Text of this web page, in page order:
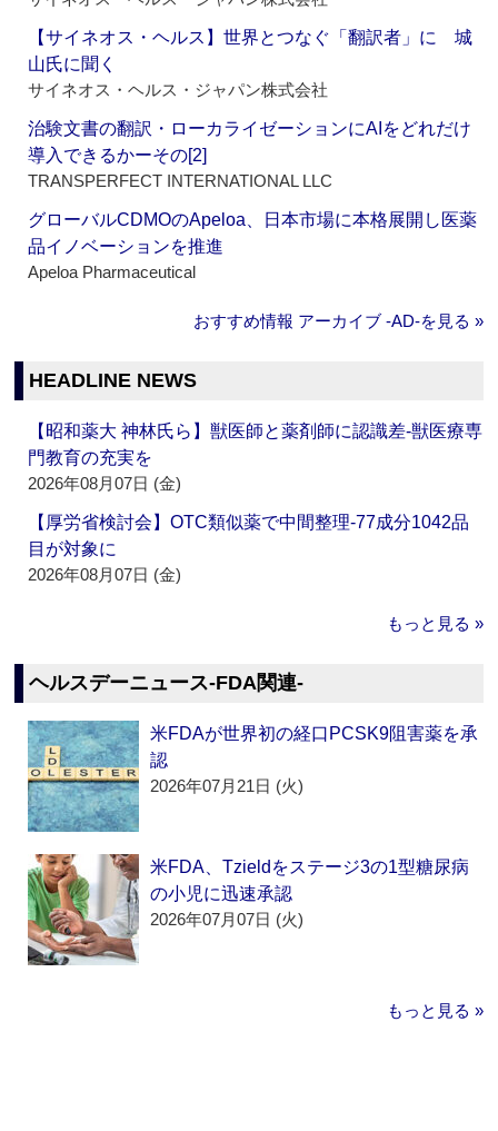
【サイネオス・ヘルス】世界とつなぐ「翻訳者」に 城
山氏に聞く
サイネオス・ヘルス・ジャパン株式会社
治験文書の翻訳・ローカライゼーションにAIをどれだけ
導入できるかーその[2]
TRANSPERFECT INTERNATIONAL LLC
グローバルCDMOのApeloa、日本市場に本格展開し医薬
品イノベーションを推進
Apeloa Pharmaceutical
おすすめ情報 アーカイブ ‐AD‐を見る »
HEADLINE NEWS
【昭和薬大 神林氏ら】獣医師と薬剤師に認識差‐獣医療専
門教育の充実を
2026年08月07日 (金)
【厚労省検討会】OTC類似薬で中間整理‐77成分1042品
目が対象に
2026年08月07日 (金)
もっと見る »
ヘルスデーニュース‐FDA関連‐
米FDAが世界初の経口PCSK9阻害薬を承
認
2026年07月21日 (火)
米FDA、Tzieldをステージ3の1型糖尿病
の小児に迅速承認
2026年07月07日 (火)
もっと見る »